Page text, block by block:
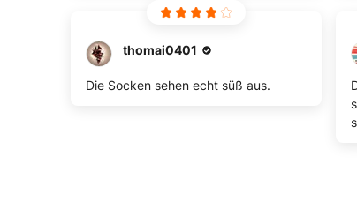
thomai0401
Die Socken sehen echt süß aus.